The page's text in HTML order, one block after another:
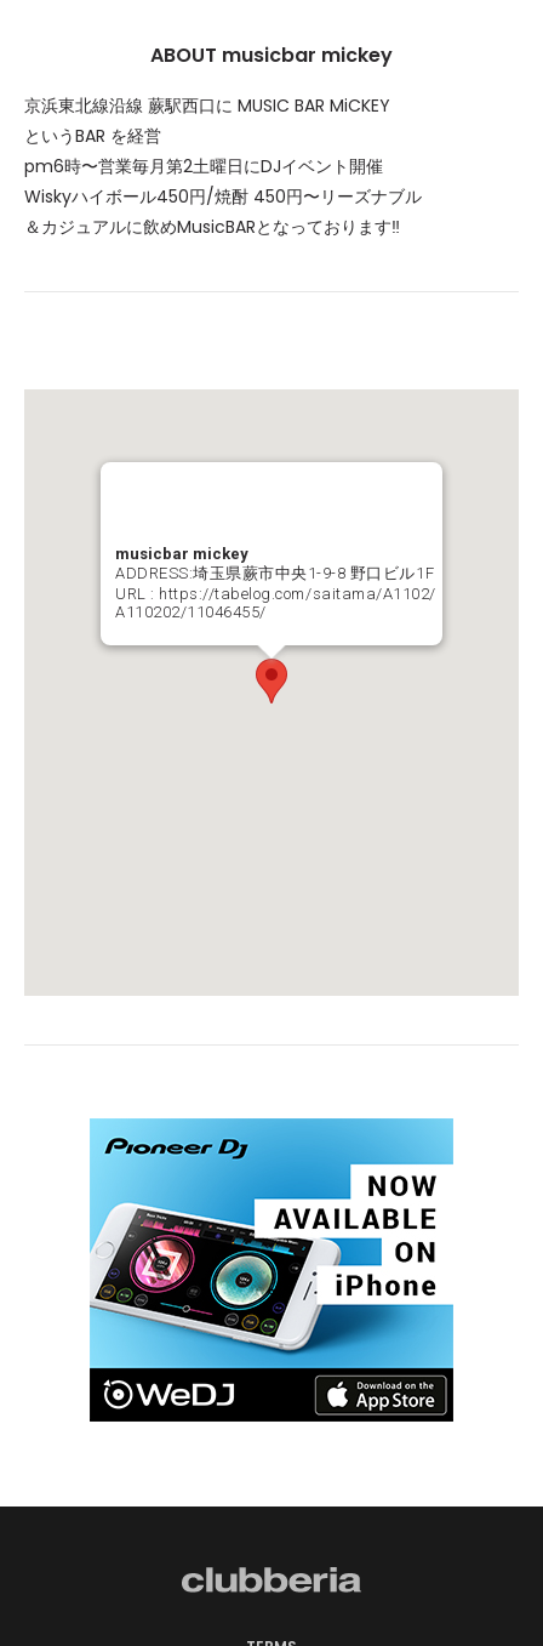
ABOUT musicbar mickey
京浜東北線沿線 蕨駅西口に MUSIC BAR MiCKEY
というBAR を経営
pm6時〜営業毎月第2土曜日にDJイベント開催
Wiskyハイボール450円/焼酎 450円〜リーズナブル
＆カジュアルに飲めMusicBARとなっております‼︎
musicbar mickey
ADDRESS:埼玉県蕨市中央1-9-8 野口ビル1F
URL : https://tabelog.com/saitama/A1102/
A110202/11046455/